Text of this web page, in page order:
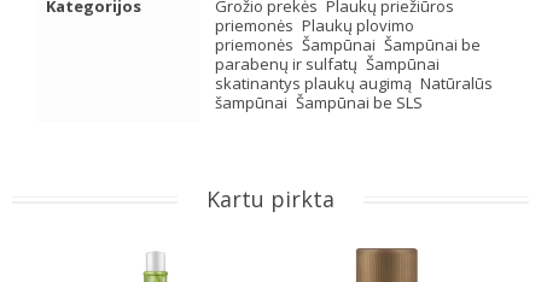
Kategorijos
Grožio prekės Plaukų priežiūros
priemonės Plaukų plovimo
priemonės Šampūnai Šampūnai be
parabenų ir sulfatų Šampūnai
skatinantys plaukų augimą Natūralūs
šampūnai Šampūnai be SLS
Kartu pirkta